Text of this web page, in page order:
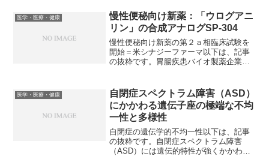
医学・医療・健康
慢性便秘向け新薬：「ウログアニ
リン」の合成アナログSP-304
慢性便秘向け新薬の第２ａ相臨床試験を
開始＝米シナジーファーマ以下は、記事
の抜粋です。胃腸疾患バイオ製薬企業の
剤「SP-304」の慢性便秘患者での第2a相
臨床...
医学・医療・健康
自閉症スペクトラム障害（ASD）
にかかわる遺伝子座の極端な不均
一性と多様性
自閉症の遺伝学的不均一性以下は、記事
の抜粋です。自閉症スペクトラム障害
（ASD）には遺伝的特性が強くかかわっ